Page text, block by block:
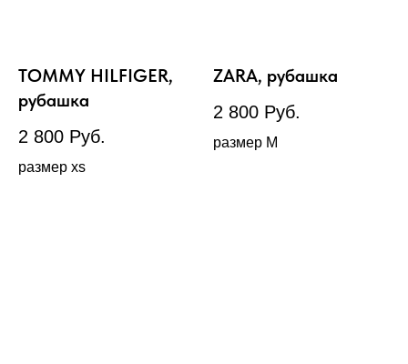
TOMMY HILFIGER,
рубашка
2 800 Руб.
размер xs
ZARA, рубашка
2 800 Руб.
размер М